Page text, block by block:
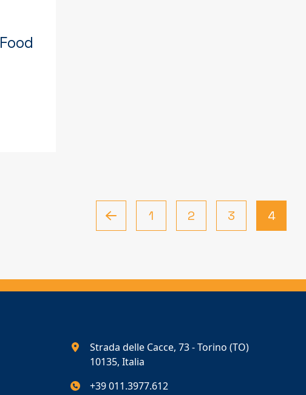
1 2 3 4
Strada delle Cacce, 73 - Torino (TO)
10135, Italia
+39 011.3977.612